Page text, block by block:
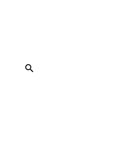
Search on the website